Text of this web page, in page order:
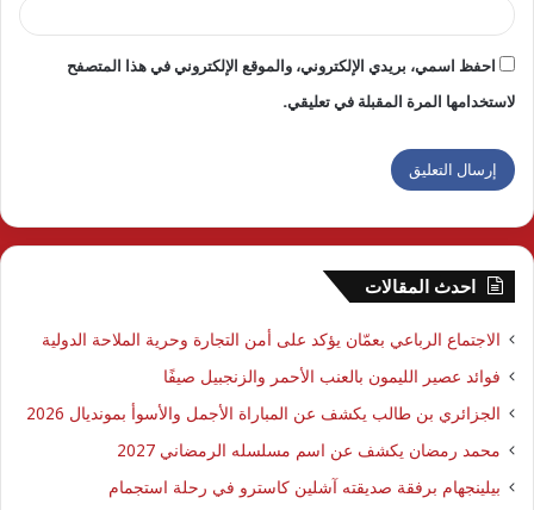
احفظ اسمي، بريدي الإلكتروني، والموقع الإلكتروني في هذا المتصفح
لاستخدامها المرة المقبلة في تعليقي.
احدث المقالات
الاجتماع الرباعي بعمّان يؤكد على أمن التجارة وحرية الملاحة الدولية
فوائد عصير الليمون بالعنب الأحمر والزنجبيل صيفًا
الجزائري بن طالب يكشف عن المباراة الأجمل والأسوأ بمونديال 2026
محمد رمضان يكشف عن اسم مسلسله الرمضاني 2027
بيلينجهام برفقة صديقته آشلين كاسترو في رحلة استجمام